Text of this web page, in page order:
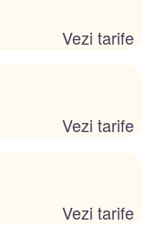
Vezi tarife
Vezi tarife
Vezi tarife